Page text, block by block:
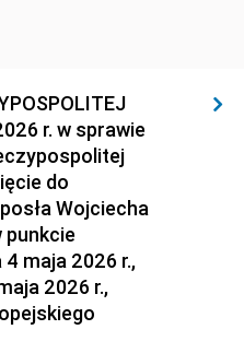
r. w sprawie
do
Wojciecha
punkcie
maja 2026 r.,
2026 r.,